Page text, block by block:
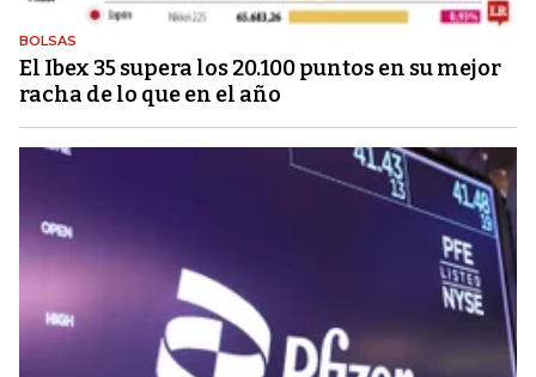
BOLSAS
El Ibex 35 supera los 20.100 puntos en su mejor
racha de lo que en el año